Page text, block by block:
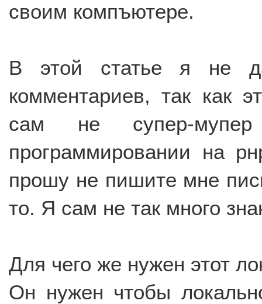
своим компъютере.
В этой статье я не
комментариев, так как
сам не супер-
программировании на
прошу не пишите мне
то. Я сам не так много
Для чего же нужен этот
Он нужен чтобы